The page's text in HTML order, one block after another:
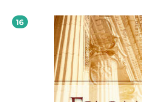
16